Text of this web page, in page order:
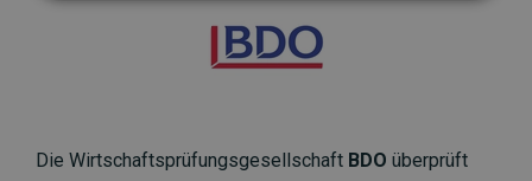
Die Wirtschaftsprüfungsgesellschaft BDO überprüft